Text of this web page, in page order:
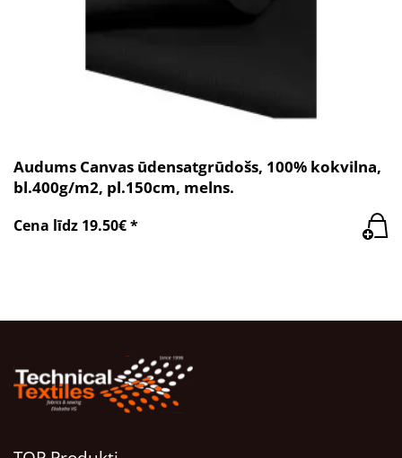
Audums Canvas ūdensatgrūdošs, 100% kokvilna,
bl.400g/m2, pl.150cm, melns.
Cena līdz 19.50€ *